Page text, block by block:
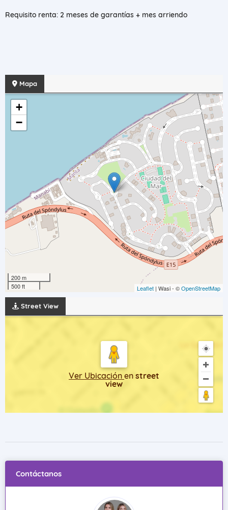
Requisito renta: 2 meses de garantías + mes arriendo
Mapa
+
−
200 m
500 ft
Leaflet | Wasi - ©OpenStreetMap
Street View
Ver Ubicación en street
view
Contáctanos